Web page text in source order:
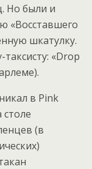
Но были и
«Восставшего
шкатулку.
«Drop
в Pink
столе
(в